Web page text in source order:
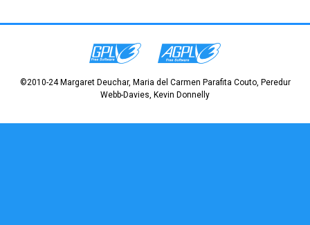
©2010-24 Margaret Deuchar, Maria del Carmen Parafita Couto, Peredur
Webb-Davies, Kevin Donnelly